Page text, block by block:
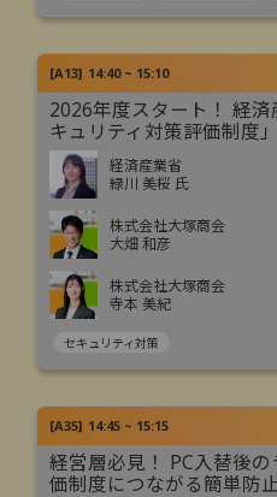
[A13] 14:40 ~ 15:10
2026年度スタート！ 経
キュリティ対策評価制度
経済産業省
緑川 美桜 氏
株式会社大塚商会
大畑 和彦
株式会社大塚商会
寺本 美紀
セキュリティ対策
[A35] 14:45 ~ 15:15
経営層必見！ PC入替後
価制度につながる簡単防